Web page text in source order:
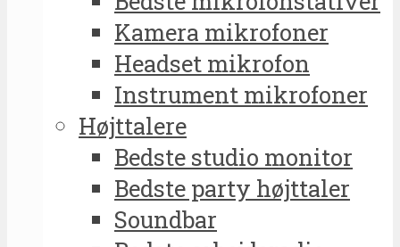
Kamera mikrofoner
Headset mikrofon
Instrument mikrofoner
Højttalere
Bedste studio monitor
Bedste party højttaler
Soundbar